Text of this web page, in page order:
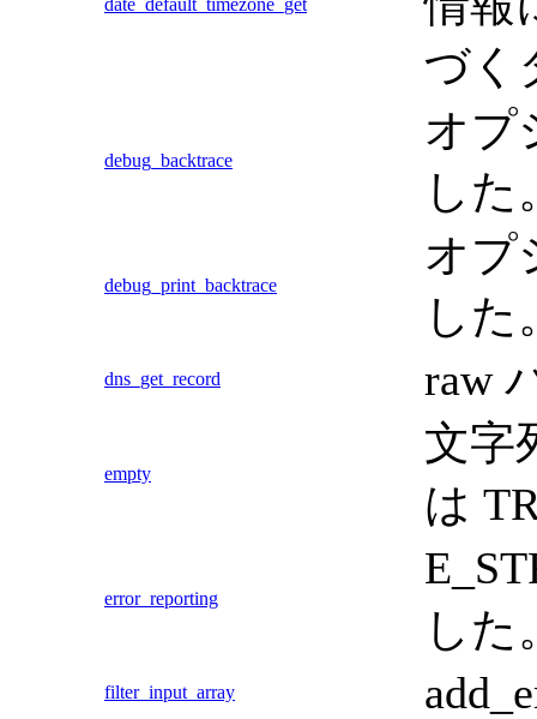
づく
debug_backtrace
オプ
した
debug_print_backtrace
オプ
した
dns_get_record raw
empty
文字
は
error_reporting
した
filter_input_array